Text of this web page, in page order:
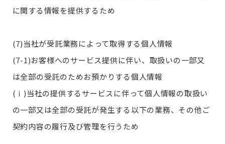
に関する情報を提供するため
(7)当社が受託業務によって取得する個人情報
(7-1)お客様へのサービス提供に伴い、取扱いの一部又
は全部の受託のためお預かりする個人情報
(ⅰ)当社の提供するサービスに伴って個人情報の取扱い
の一部又は全部の受託が発生する以下の業務、その他ご
契約内容の履行及び管理を行うため